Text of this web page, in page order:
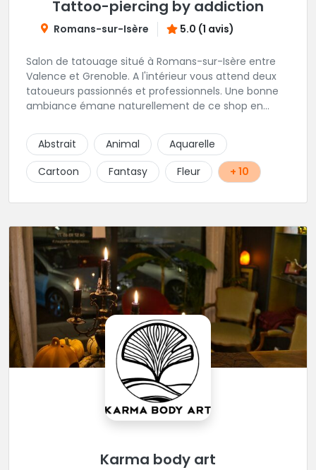
Tattoo-piercing by addiction
Romans-sur-Isère 5.0 (1 avis)
Salon de tatouage situé à Romans-sur-Isère entre
Valence et Grenoble. A l'intérieur vous attend deux
tatoueurs passionnés et professionnels. Une bonne
ambiance émane naturellement de ce shop en
Abstrait
Animal
Aquarelle
Cartoon
Fantasy Fleur + 10
Karma body art